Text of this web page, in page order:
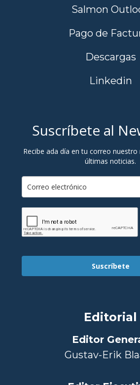
Salmon
Pago de
Descargas
Linkedin
Suscríbete al
Recibe ada día en tu correo
últimas noticias.
Suscríbete
Editorial
Editor
Gustav-Erik